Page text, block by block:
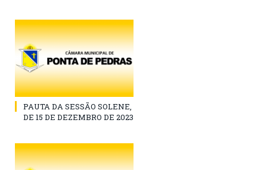
PAUTA DA SESSÃO SOLENE,
DE 15 DE DEZEMBRO DE 2023